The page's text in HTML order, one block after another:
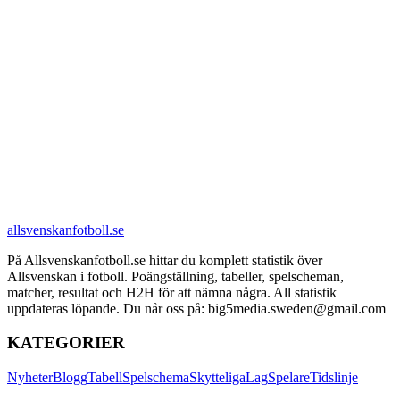
allsvenskanfotboll.se
På Allsvenskanfotboll.se hittar du komplett statistik över
Allsvenskan i fotboll. Poängställning, tabeller, spelscheman,
matcher, resultat och H2H för att nämna några. All statistik
uppdateras löpande. Du når oss på: big5media.sweden@gmail.com
KATEGORIER
NyheterBloggTabellSpelschemaSkytteligaLagSpelareTidslinje